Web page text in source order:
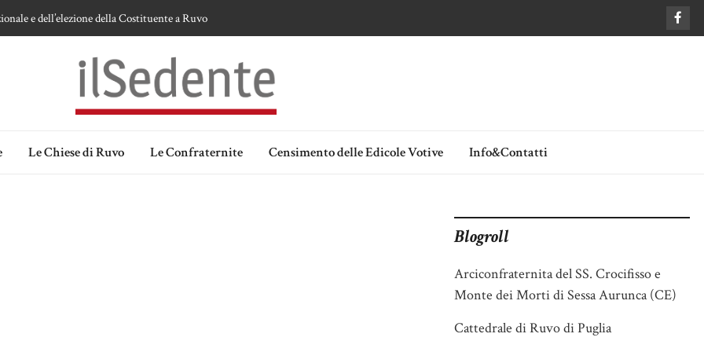
e dell’elezione della Costituente a Ruvo
Madonna delle Grazie di Ruvo di Puglia
Ipotesi e memorie.
Le Chiese di Ruvo Le Confraternite Censimento delle Edicole Votive Info&Contatti
Blogroll
Arciconfraternita del SS. Crocifisso e
Monte dei Morti di Sessa Aurunca (CE)
Cattedrale di Ruvo di Puglia